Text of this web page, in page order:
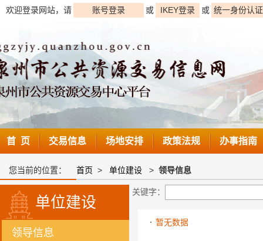
欢迎登录网站，请 账号登录 或 IKEY登录 或 统一身份认
首 页 交易信息 场地安排 政策法规 办事指南
您当前的位置： 首页 > 单位建设 > 领导信息
单位建设
领导信息
关键字：
暂无数据